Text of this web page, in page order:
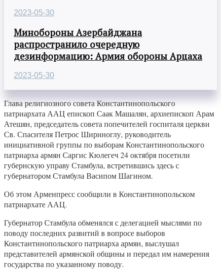
2023-05-30
Минобороны Азербайджана
распространило очередную
дезинформацию: Армия обороны Арцаха
2023-05-30
Глава религиозного совета Константинопольского
патриархата ААЦ епископ Саак Машалян, архиепископ Арам
Атешян, председатель совета попечителей госпиталя церкви
Св. Спасителя Петрос Шириноглу, руководитель
инициативной группы по выборам Константинопольского
патриарха армян Саргис Кюлегеч 24 октября посетили
губернскую управу Стамбула, встретившись здесь с
губернатором Стамбула Васипом Шагином.
Об этом Арменпресс сообщили в Константинопольском
патриархате ААЦ.
Губернатор Стамбула обменялся с делегацией мыслями по
поводу последних развитий в вопросе выборов
Константинопольского патриарха армян, выслушал
представителей армянской общины и передал им намерения
государства по указанному поводу.